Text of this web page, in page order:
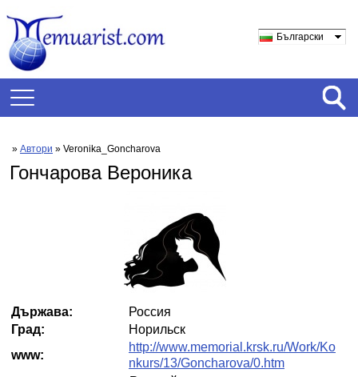
Български
» Автори » Veronika_Goncharova
Гончарова Вероника
Държава:
Россия
Град:
Норильск
www:
http://www.memorial.krsk.ru/Work/Ko
nkurs/13/Goncharova/0.htm